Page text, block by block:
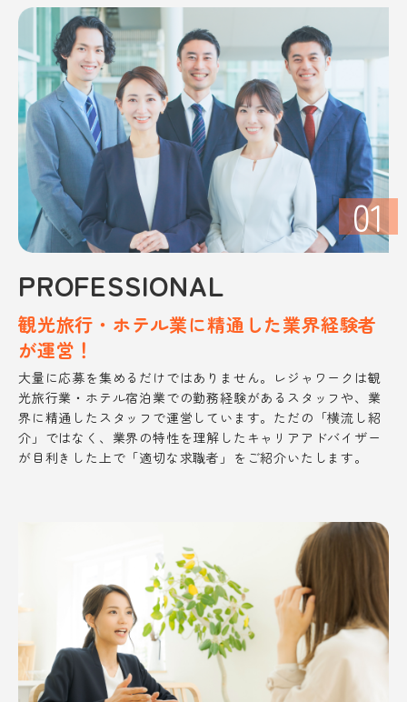
01
PROFESSIONAL
観光旅行・ホテル業に精通した業界経験者
が運営！
大量に応募を集めるだけではありません。レジャワークは観
光旅行業・ホテル宿泊業での勤務経験があるスタッフや、業
界に精通したスタッフで運営しています。ただの「横流し紹
介」ではなく、業界の特性を理解したキャリアアドバイザー
が目利きした上で「適切な求職者」をご紹介いたします。